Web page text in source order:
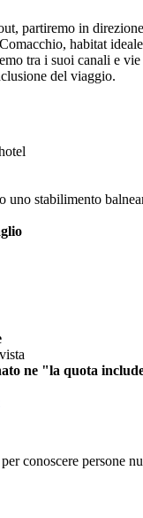
partiremo in
habitat
tra i suoi canali e
del viaggio.
uno stabilimento
ne "la quota
conoscere persone